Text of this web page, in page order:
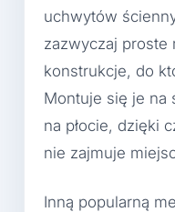
uchwytów
zazwyczaj proste
konstrukcje, do
Montuje się je na
na płocie, dzięki
nie zajmuje
Inną popularną